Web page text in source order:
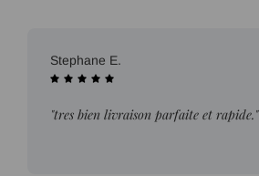
Stephane E.
"tres bien livraison parfaite et rapide."